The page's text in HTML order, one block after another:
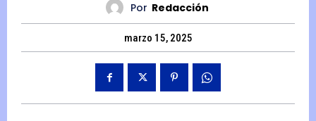
Por Redacción
marzo 15, 2025